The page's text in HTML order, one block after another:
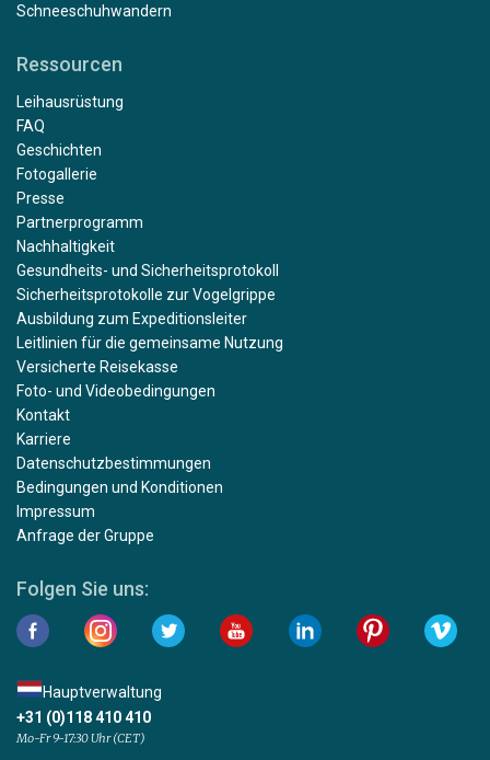
Schneeschuhwandern
Ressourcen
Leihausrüstung
FAQ
Geschichten
Fotogallerie
Presse
Partnerprogramm
Nachhaltigkeit
Gesundheits- und Sicherheitsprotokoll
Sicherheitsprotokolle zur Vogelgrippe
Ausbildung zum Expeditionsleiter
Leitlinien für die gemeinsame Nutzung
Versicherte Reisekasse
Foto- und Videobedingungen
Kontakt
Karriere
Datenschutzbestimmungen
Bedingungen und Konditionen
Impressum
Anfrage der Gruppe
Folgen Sie uns:
Hauptverwaltung
+31 (0)118 410 410
Mo-Fr 9-17:30 Uhr (CET)